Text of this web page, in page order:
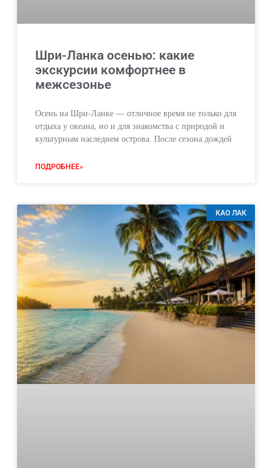
Шри-Ланка осенью: какие
экскурсии комфортнее в
межсезонье
Осень на Шри-Ланке — отличное время не только для
отдыха у океана, но и для знакомства с природой и
культурным наследием острова. После сезона дождей
ПОДРОБНЕЕ»
КАО ЛАК